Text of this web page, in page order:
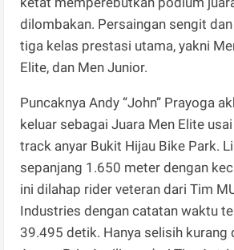
dilombakan. Persaingan sengit
tiga kelas prestasi utama, yakni
Elite, dan Men Junior.
Puncaknya Andy “John” Prayoga
keluar sebagai Juara Men Elite
track anyar Bukit Hijau Bike Park.
sepanjang 1.650 meter dengan
ini dilahap rider veteran dari Tim
Industries dengan catatan waktu
39.495 detik. Hanya selisih kurang